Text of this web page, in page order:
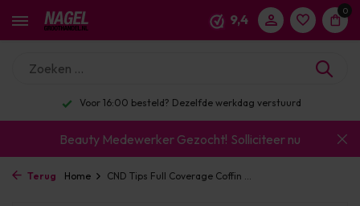
9,4
0
Voor 16:00 besteld? Dezelfde werkdag verstuurd
Beauty Medewerker Gezocht! Solliciteer nu
Terug Home CND Tips Full Coverage Coffin ...